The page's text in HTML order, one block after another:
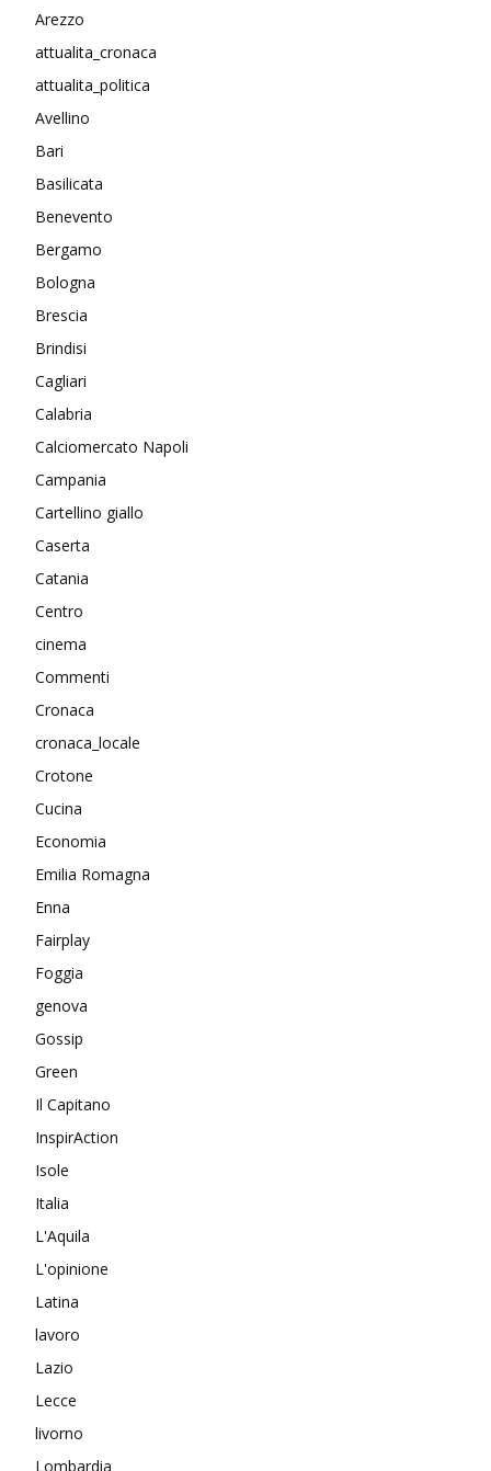
Arezzo
attualita_cronaca
attualita_politica
Avellino
Bari
Basilicata
Benevento
Bergamo
Bologna
Brescia
Brindisi
Cagliari
Calabria
Calciomercato Napoli
Campania
Cartellino giallo
Caserta
Catania
Centro
cinema
Commenti
Cronaca
cronaca_locale
Crotone
Cucina
Economia
Emilia Romagna
Enna
Fairplay
Foggia
genova
Gossip
Green
Il Capitano
InspirAction
Isole
Italia
L'Aquila
L'opinione
Latina
lavoro
Lazio
Lecce
livorno
Lombardia